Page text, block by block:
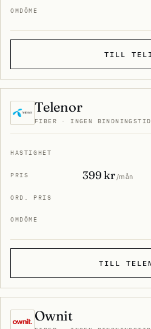
TILL
Telenor
FIBER · INGEN BINDNINGSTID
399 kr/mån
TILL
Ownit